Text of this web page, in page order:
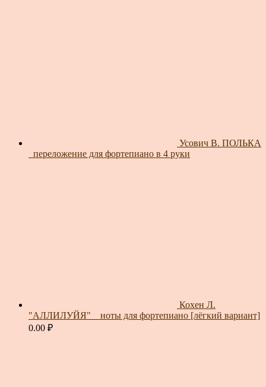
Усович В. ПОЛЬКА
_переложение для фортепиано в 4 руки
Кохен Л.
"АЛЛИЛУЙЯ" _ ноты для фортепиано [лёгкий вариант]
0.00 ₽